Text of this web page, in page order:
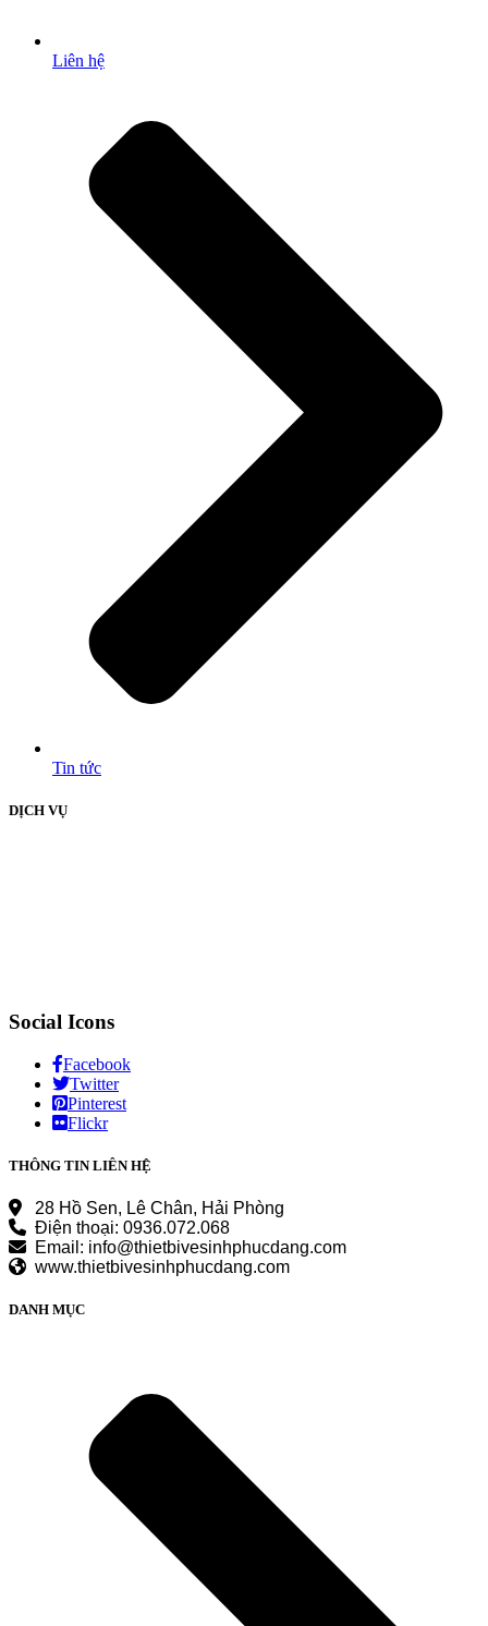
Liên hệ
Tin tức
DỊCH VỤ
Social Icons
Facebook
Twitter
Pinterest
Flickr
THÔNG TIN LIÊN HỆ
28 Hồ Sen, Lê Chân, Hải Phòng
Điện thoại: 0936.072.068
Email: info@thietbivesinhphucdang.com
www.thietbivesinhphucdang.com
DANH MỤC